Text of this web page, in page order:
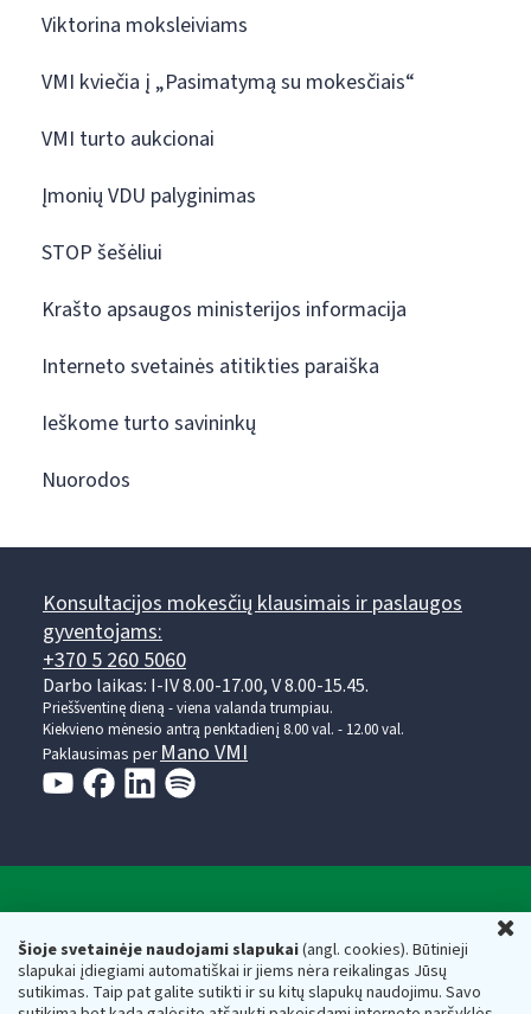
Šioje svetainėje naudojami slapukai(angl. cookies). Būtinieji
slapukai įdiegiami automatiškai ir jiems nėra reikalingas Jūsų
sutikimas. Taip pat galite sutikti ir su kitų slapukų naudojimu. Savo
Viktorina moksleiviams
VMI kviečia į „Pasimatymą su mokesčiais“
VMI turto aukcionai
Įmonių VDU palyginimas
STOP šešėliui
Krašto apsaugos ministerijos informacija
Interneto svetainės atitikties paraiška
Ieškome turto savininkų
Nuorodos
Konsultacijos mokesčių klausimais ir paslaugos
gyventojams:
+370 5 260 5060
Darbo laikas: I-IV 8.00-17.00, V 8.00-15.45.
Prieššventinę dieną - viena valanda trumpiau.
Kiekvieno mėnesio antrą penktadienį 8.00 val. - 12.00 val.
Paklausimas per Mano VMI
Respublikos finansų ministerijos
Biudžetinė įstaiga. Juridinio asmens kodas — 188659752,
adresas: Vasario 16-osios g. 14, 01107 Vilnius, Lietuva, el.paštas: